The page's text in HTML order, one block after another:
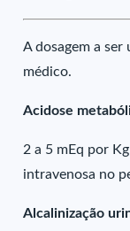
A dosagem a
médico.
Acidose
2 a 5 mEq por
intravenosa no
Alcalinização